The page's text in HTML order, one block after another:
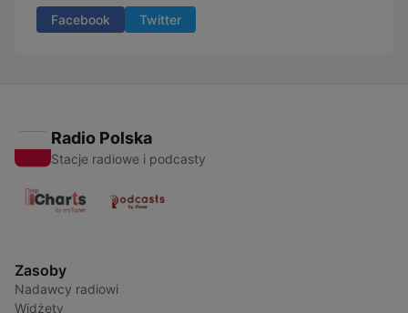
Facebook Twitter
Radio Polska
Stacje radiowe i podcasty
Zasoby
Nadawcy radiowi
Widżety